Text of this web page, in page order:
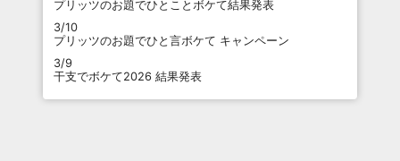
プリッツのお題でひとことボケて結果発表
3/10
プリッツのお題でひと言ボケて キャンペーン
3/9
干支でボケて2026 結果発表